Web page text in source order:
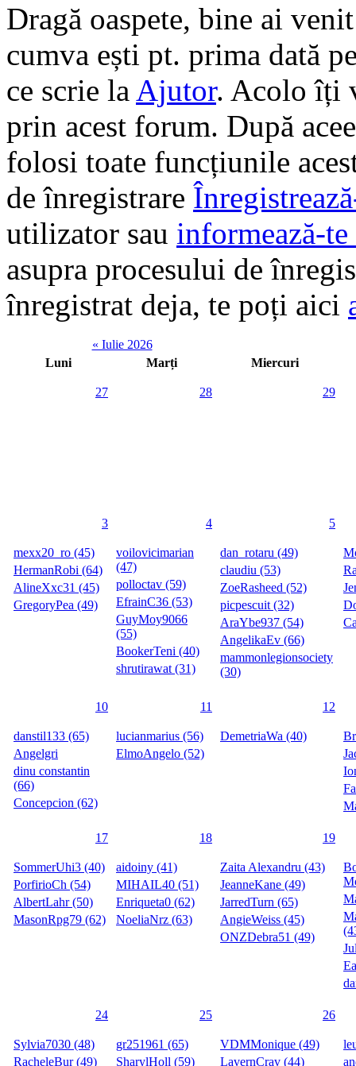
Dragă oaspete, bine ai
cumva ești pt. prima dată
ce scrie la Ajutor. Acolo îți
prin acest forum. După
folosi toate funcțiunile
de înregistrare
utilizator sau informează-
asupra procesului de
înregistrat deja, te poți aici
« Iulie 2026
Luni
Marți Miercuri
27 28 29
3
mexx20_ro (45)
HermanRobi (64)
AlineXxc31 (45)
GregoryPea (49)
4
voilovicimarian
(47)
polloctav (59)
EfrainC36 (53)
GuyMoy9066
(55)
BookerTeni (40)
shrutirawat (31)
5
dan_rotaru (49)
claudiu (53)
ZoeRasheed (52)
picpescuit (32)
AraYbe937 (54)
AngelikaEv (66)
mammonlegionsociety
(30)
10
danstil133 (65)
Angelgri
dinu constantin
(66)
Concepcion (62)
11
lucianmarius (56)
ElmoAngelo (52)
12
DemetriaWa (40)
17
SommerUhi3 (40)
PorfirioCh (54)
AlbertLahr (50)
MasonRpg79 (62)
18
aidoiny (41)
MIHAIL40 (51)
Enriqueta0 (62)
NoeliaNrz (63)
19
Zaita Alexandru (43)
JeanneKane (49)
JarredTurn (65)
AngieWeiss (45)
ONZDebra51 (49)
24
Sylvia7030 (48)
RacheleBur (49)
25
gr251961 (65)
SharylHoll (59)
26
VDMMonique (49)
LavernCrav (44)